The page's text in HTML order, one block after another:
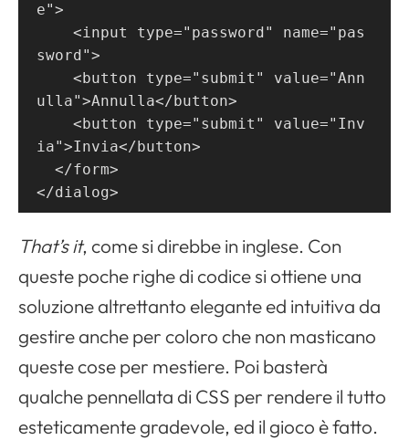
e">
<input type="password" name="pas
sword">
<button type="submit" value="Ann
ulla">Annulla</button>
<button type="submit" value="Inv
ia">Invia</button>
</form>
</dialog>
That’s it, come si direbbe in inglese. Con
queste poche righe di codice si ottiene una
soluzione altrettanto elegante ed intuitiva da
gestire anche per coloro che non masticano
queste cose per mestiere. Poi basterà
qualche pennellata di CSS per rendere il tutto
esteticamente gradevole, ed il gioco è fatto.